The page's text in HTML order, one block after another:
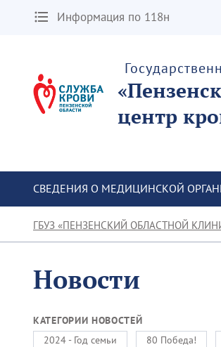
Информация по 118н
центр
СВЕДЕНИЯ О МЕДИЦИНСКОЙ
ГБУЗ «ПЕНЗЕНСКИЙ ОБЛАСТНОЙ
Новости
КАТЕГОРИИ НОВОСТЕЙ
2024 - Год семьи
80 Победа!